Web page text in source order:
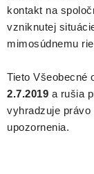
kontakt na
vzniknutej
mimosúdnemu
Tieto Všeobecné
2.7.2019 a rušia
vyhradzuje
upozornenia.